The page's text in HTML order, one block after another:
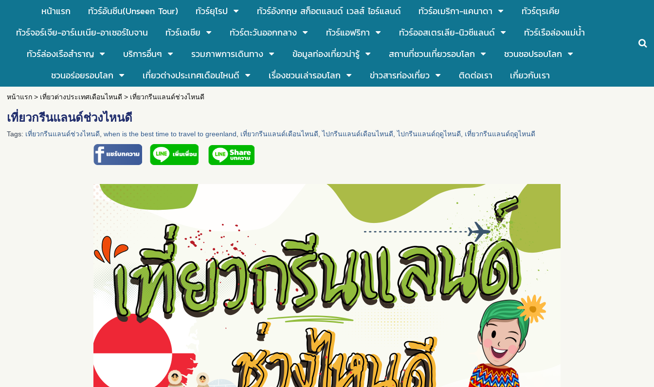
หน้าแรก ทัวร์อันซีน(Unseen Tour) ทัวร์ยุโรป ทัวร์อังกฤษ สก็อตแลนด์ เวลส์ ไอร์แลนด์ ทัวร์อเมริกา-แคนาดา
ทัวร์ตุรเคีย
ทัวร์จอร์เจีย-อาร์เมเนีย-อาเซอร์ไบจาน
ทัวร์เอเชีย ทัวร์ตะวันออกกลาง ทัวร์แอฟริกา ทัวร์ออสเตรเลีย-นิวซีแลนด์
ทัวร์เรือล่องแม่น้ำ
ทัวร์ล่องเรือสำราญ
บริการอื่นๆ รวมภาพการเดินทาง ข้อมูลท่องเที่ยวน่ารู้ สถานที่ชวนเที่ยวรอบโลก
ชวนชอปรอบโลก
ชวนอร่อยรอบโลก
เที่ยวต่างประเทศเดือนไหนดี เรื่องชวนเล่ารอบโลก ข่าวสารท่องเที่ยว ติดต่อเรา เกี่ยวกับเรา
หน้าแรก> เที่ยวต่างประเทศเดือนไหนดี > เที่ยวกรีนแลนด์ช่วงไหนดี
เที่ยวกรีนแลนด์ช่วงไหนดี
Tags: เที่ยวกรีนแลนด์ช่วงไหนดี when is the best time to travel to greenland เที่ยวกรีนแลนด์เดือนไหนดี ,ไปกรีนแลนด์เดือนไหนดี ,ไปกรีนแลนด์ฤดูไหนดี เที่ยวกรีนแลนด์ฤดูไหนดี